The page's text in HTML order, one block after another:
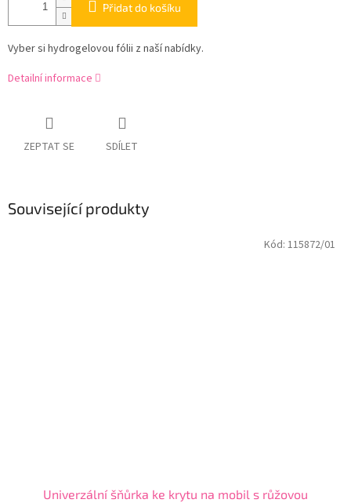
Přidat do košíku
Vyber si hydrogelovou fólii z naší nabídky.
Detailní informace
ZEPTAT SE SDÍLET
Související produkty
Univerzální šňůrka ke krytu na mobil s růžovou
Kód: 115872/01